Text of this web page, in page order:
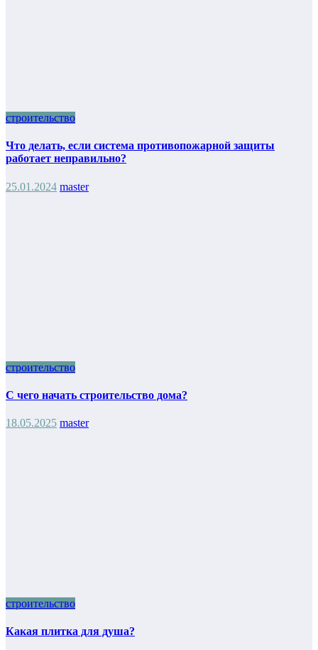
строительство
Что делать, если система противопожарной защиты
работает неправильно?
25.01.2024 master
строительство
С чего начать строительство дома?
18.05.2025 master
строительство
Какая плитка для душа?